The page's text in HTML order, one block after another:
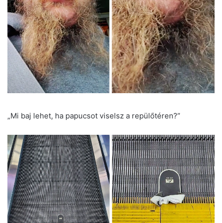
„Mi baj lehet, ha papucsot viselsz a repülőtéren?”